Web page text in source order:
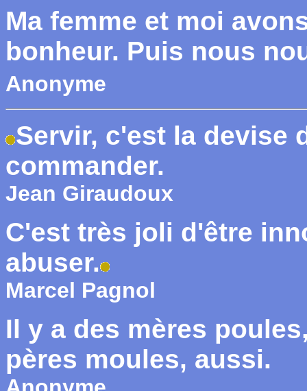
Ma femme et moi
bonheur. Puis nous
Anonyme
Servir, c'est la devise
commander.
Jean Giraudoux
C'est très joli d'être
abuser.
Marcel Pagnol
Il y a des mères
pères moules, aussi.